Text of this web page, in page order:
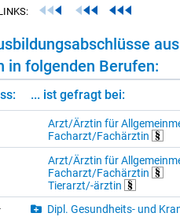
in fol­gen­den Be­ru­fen:
... ist gefragt bei:
Arzt/Ä​rz­tin für
Fach­arzt/​Fach­ärz­tin
Arzt/Ä​rz­tin für
Fach­arzt/​Fach­ärz­tin
Tier­arzt/-​ärz­tin
Dipl. Ge­sund­heits- und